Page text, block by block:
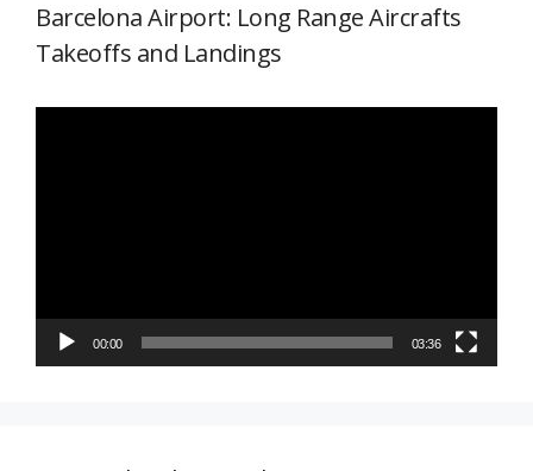
Barcelona Airport: Long Range Aircrafts
Takeoffs and Landings
00:00 03:36